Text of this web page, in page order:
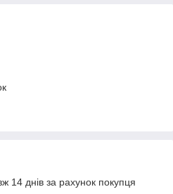
14 днів за рахунок покупця